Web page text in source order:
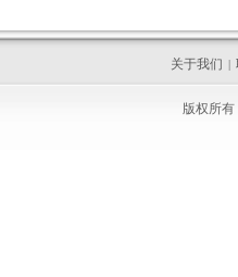
关于我们 |
版权所